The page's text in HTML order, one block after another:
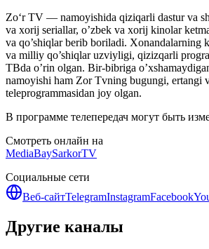
Zo‘r TV — namoyishida qiziqarli dastur va
va xorij seriallar, o’zbek va xorij kinolar
va qo’shiqlar berib boriladi. Xonandalarning
va milliy qo’shiqlar uzviyligi, qizizqarli
ТВda o’rin olgan. Bir-bibriga
namoyishi ham Zor Tvning bugungi, ertangi
teleprogrammasidan joy olgan.
В программе телепередач могут быть
Смотреть онлайн на
MediaBaySarkorTV
Социальные сети
Веб-сайтTelegramInstagramFacebook
Другие каналы